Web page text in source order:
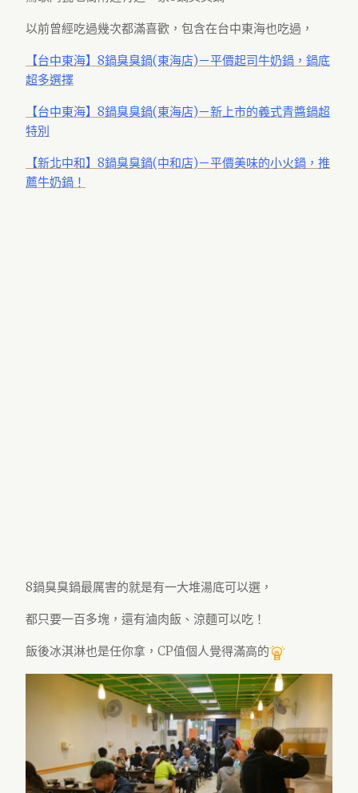
以前曾經吃過幾次都滿喜歡，包含在台中東海也吃過，
【台中東海】8鍋臭臭鍋(東海店)－平價起司牛奶鍋，鍋底
超多選擇
【台中東海】8鍋臭臭鍋(東海店)－新上市的義式青醬鍋超
特別
【新北中和】8鍋臭臭鍋(中和店)－平價美味的小火鍋，推
薦牛奶鍋！
8鍋臭臭鍋最厲害的就是有一大堆湯底可以選，
都只要一百多塊，還有滷肉飯、涼麵可以吃！
飯後冰淇淋也是任你拿，CP值個人覺得滿高的